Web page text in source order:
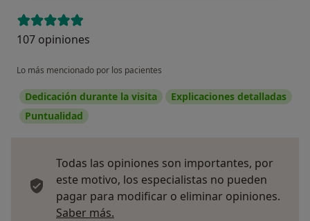
107 opiniones
Lo más mencionado por los pacientes
Dedicación durante la visita
Explicaciones detalladas
Puntualidad
Todas las opiniones son importantes, por
este motivo, los especialistas no pueden
pagar para modificar o eliminar opiniones.
Saber más.